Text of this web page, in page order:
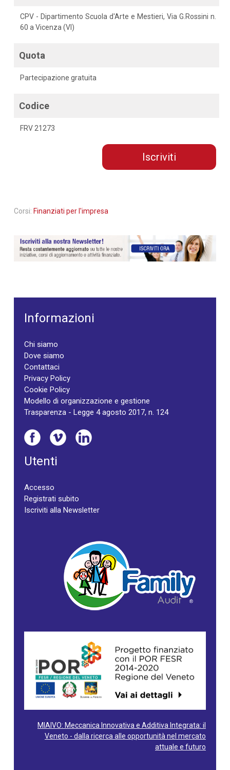
CPV - Dipartimento Scuola d'Arte e Mestieri, Via G.Rossini n.
60 a Vicenza (VI)
Quota
Partecipazione gratuita
Codice
FRV 21273
Iscriviti
Corsi: Finanziati per l'impresa
Informazioni
Chi siamo
Dove siamo
Contattaci
Privacy Policy
Cookie Policy
Modello di organizzazione e gestione
Trasparenza - Legge 4 agosto 2017, n. 124
Utenti
Accesso
Registrati subito
Iscriviti alla Newsletter
MIAIVO: Meccanica Innovativa e Additiva Integrata: il
Veneto - dalla ricerca alle opportunità nel mercato
attuale e futuro